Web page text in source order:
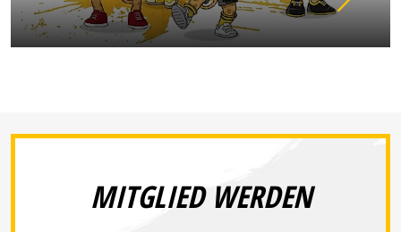
MITGLIED WERDEN